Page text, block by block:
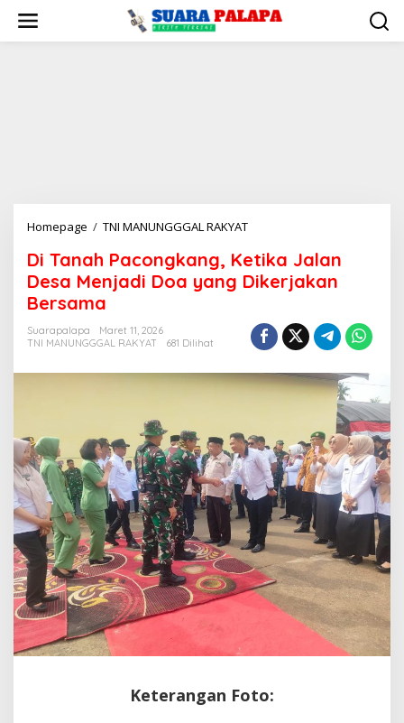
konten
Homepage / TNI MANUNGGGAL RAKYATDi
Pacongkang,
Ketika
Menjadi
Doa
yang
Dikerjakan
Di Tanah Pacongkang, Ketika Jalan
Desa Menjadi Doa yang Dikerjakan
Bersama
Suarapalapa
Maret 11, 2026
TNI MANUNGGGAL RAKYAT
681 Dilihat
Keterangan Foto: